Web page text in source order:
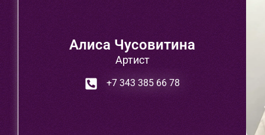
Алиса Чусовитина
Артист
+7 343 385 66 78